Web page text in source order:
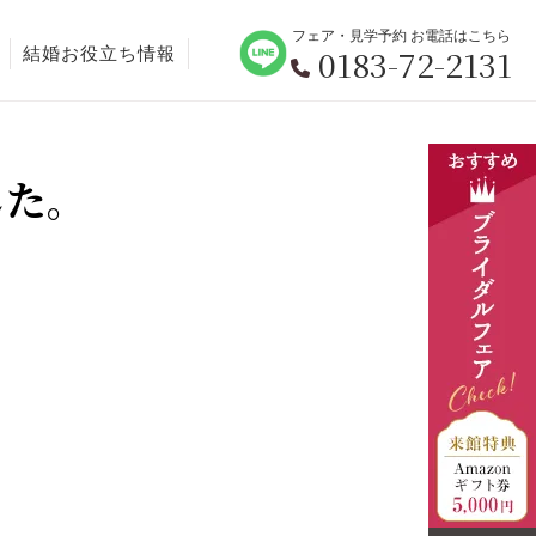
結婚お役立ち情報
フェア・見学予約 お電話はこちら
0183-72-2131
。